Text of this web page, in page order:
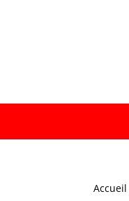
Accueil